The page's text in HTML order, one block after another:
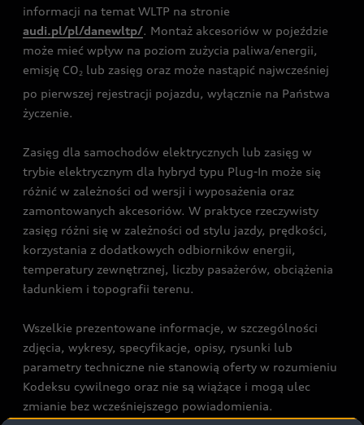
informacji na temat WLTP na stronie
audi.pl/pl/danewltp/. Montaż akcesoriów w pojeździe
może mieć wpływ na poziom zużycia paliwa/energii,
emisję CO2 lub zasięg oraz może nastąpić najwcześniej
po pierwszej rejestracji pojazdu, wyłącznie na Państwa
życzenie.
Zasięg dla samochodów elektrycznych lub zasięg w
trybie elektrycznym dla hybryd typu Plug-In może się
różnić w zależności od wersji i wyposażenia oraz
zamontowanych akcesoriów. W praktyce rzeczywisty
zasięg różni się w zależności od stylu jazdy, prędkości,
korzystania z dodatkowych odbiorników energii,
temperatury zewnętrznej, liczby pasażerów, obciążenia
ładunkiem i topografii terenu.
Wszelkie prezentowane informacje, w szczególności
zdjęcia, wykresy, specyfikacje, opisy, rysunki lub
parametry techniczne nie stanowią oferty w rozumieniu
Kodeksu cywilnego oraz nie są wiążące i mogą ulec
zmianie bez wcześniejszego powiadomienia.